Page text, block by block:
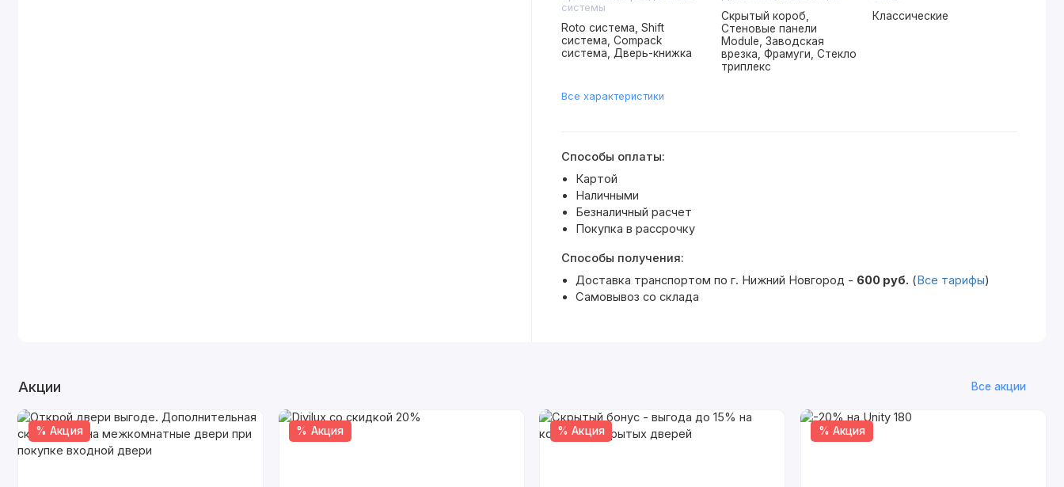
системы
Roto система, Shift
система, Compack
система, Дверь-книжка
Скрытый короб,
Стеновые панели
Module, Заводская
врезка, Фрамуги, Стекло
триплекс
Классические
Все характеристики
Способы оплаты:
Картой
Наличными
Безналичный расчет
Покупка в рассрочку
Способы получения:
Доставка транспортом по г. Нижний Новгород - 600 руб. (Все тарифы)
Самовывоз со склада
Акции Все акции
% Акция % Акция % Акция % Акция